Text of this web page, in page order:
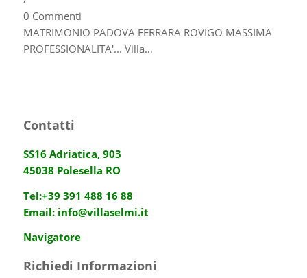
0 Commenti
MATRIMONIO PADOVA FERRARA ROVIGO MASSIMA
PROFESSIONALITA'... Villa…
Contatti
SS16 Adriatica, 903
45038 Polesella RO
Tel:+39 391 488 16 88
Email: info@villaselmi.it
Navigatore
Richiedi Informazioni